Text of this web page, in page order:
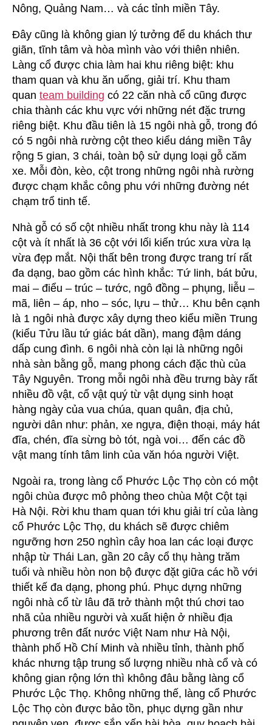
Nông, Quảng Nam… và các tỉnh miền Tây.
Đây cũng là không gian lý tưởng để du khách thư
giãn, tĩnh tâm và hòa mình vào với thiên nhiên.
Làng cổ được chia làm hai khu riêng biệt: khu
tham quan và khu ăn uống, giải trí. Khu tham
quan team building có 22 căn nhà cổ cũng được
chia thành các khu vực với những nét đặc trưng
riêng biệt. Khu đầu tiên là 15 ngôi nhà gỗ, trong đó
có 5 ngôi nhà rường cột theo kiểu dáng miền Tây
rộng 5 gian, 3 chái, toàn bộ sử dụng loại gỗ căm
xe. Mỗi đòn, kèo, cột trong những ngôi nhà rường
được chạm khắc công phu với những đường nét
chạm trổ tinh tế.
Nhà gỗ có số cột nhiều nhất trong khu này là 114
cột và ít nhất là 36 cột với lối kiến trúc xưa vừa lạ
vừa đẹp mắt. Nội thất bên trong được trang trí rất
đa dạng, bao gồm các hình khắc: Tứ linh, bát bửu,
mai – điểu – trúc – tước, ngô đồng – phụng, liễu –
mã, liên – áp, nho – sóc, lựu – thử… Khu bên cạnh
là 1 ngôi nhà được xây dựng theo kiểu miền Trung
(kiểu Tửu lầu tứ giác bát dần), mang đậm dáng
dấp cung đình. 6 ngôi nhà còn lại là những ngôi
nhà sàn bằng gỗ, mang phong cách đặc thù của
Tây Nguyên. Trong mỗi ngôi nhà đều trưng bày rất
nhiều đồ vật, cổ vật quý từ vật dụng sinh hoạt
hàng ngày của vua chúa, quan quân, địa chủ,
người dân như: phản, xe ngựa, điện thoại, máy hát
đĩa, chén, đĩa sừng bò tót, ngà voi… đến các đồ
vật mang tính tâm linh của văn hóa người Việt.
Ngoài ra, trong làng cổ Phước Lộc Thọ còn có một
ngôi chùa được mô phỏng theo chùa Một Cột tại
Hà Nội. Rời khu tham quan tới khu giải trí của làng
cổ Phước Lộc Thọ, du khách sẽ được chiêm
ngưỡng hơn 250 nghìn cây hoa lan các loại được
nhập từ Thái Lan, gần 20 cây cổ thụ hàng trăm
tuổi và nhiều hòn non bộ được đặt giữa các hồ với
thiết kế đa dạng, phong phú. Phục dựng những
ngôi nhà cổ từ lâu đã trở thành một thú chơi tao
nhã của nhiều người và xuất hiện ở nhiều địa
phương trên đất nước Việt Nam như Hà Nội,
thành phố Hồ Chí Minh và nhiều tỉnh, thành phố
khác nhưng tập trung số lượng nhiều nhà cổ và có
không gian rộng lớn thì không đâu bằng làng cổ
Phước Lộc Thọ. Không những thế, làng cổ Phước
Lộc Thọ còn được bảo tồn, phục dựng gần như